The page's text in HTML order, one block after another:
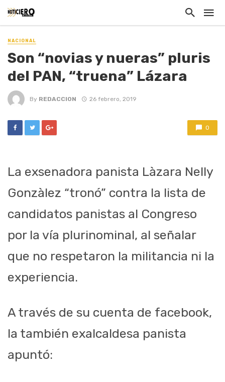
NACIONAL
Son “novias y nueras” pluris
del PAN, “truena” Lázara
By REDACCION 26 febrero, 2019
0
La exsenadora panista Làzara Nelly
Gonzàlez “tronó” contra la lista de
candidatos panistas al Congreso
por la vía plurinominal, al señalar
que no respetaron la militancia ni la
experiencia.
A través de su cuenta de facebook,
la también exalcaldesa panista
apuntó: